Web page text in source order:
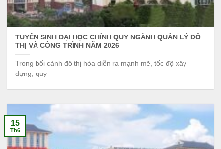
TUYỂN SINH ĐẠI HỌC CHÍNH QUY NGÀNH QUẢN LÝ ĐÔ
THỊ VÀ CÔNG TRÌNH NĂM 2026
Trong bối cảnh đô thị hóa diễn ra mạnh mẽ, tốc độ xây
dựng, quy
15
Th6